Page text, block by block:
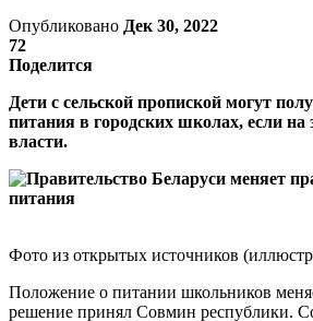
Опубликовано Дек 30, 2022
72
Поделится
Дети с сельской пропиской могут
питания в городских школах, если на
власти.
Фото из открытых источников
Положение о питании школьников
решение принял Совмин республики.